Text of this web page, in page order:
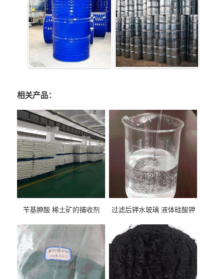
相关产品：
苄基胂酸 稀土矿的捕收剂 过滤后钾水玻璃 液体硅酸钾